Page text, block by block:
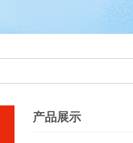
产品展示